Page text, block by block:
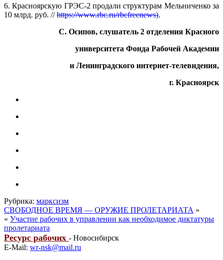
6. Красноярскую ГРЭС-2 продали структурам Мельниченко за
10 млрд. руб. //https://www.rbc.ru/rbcfreenews).
С. Осипов, слушатель 2 отделения Красного
университета Фонда Рабочей Академии
и Ленинградского интернет-телевидения,
г. Красноярск
Рубрика: марксизм
СВОБОДНОЕ ВРЕМЯ — ОРУЖИЕ ПРОЛЕТАРИАТА »
« Участие рабочих в управлении как необходимое диктатуры
пролетариата
Ресурс рабочих - Новосибирск
E-Mail: wr-nsk@mail.ru